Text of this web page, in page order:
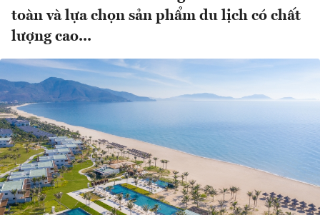
toàn và lựa chọn sản phẩm du lịch có chất
lượng cao...